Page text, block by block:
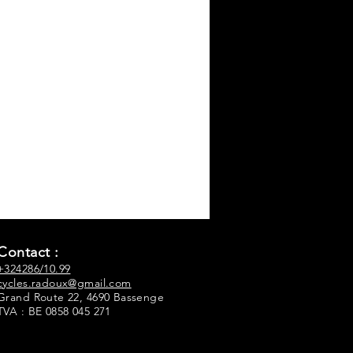
:
10.99
Route 22, 4690 Bassenge
: BE 0858 045 271